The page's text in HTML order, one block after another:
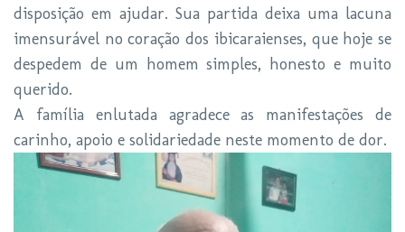
disposição em ajudar. Sua partida deixa uma lacuna
imensurável no coração dos ibicaraienses, que hoje se
despedem de um homem simples, honesto e muito
querido.
A família enlutada agradece as manifestações de
carinho, apoio e solidariedade neste momento de dor.